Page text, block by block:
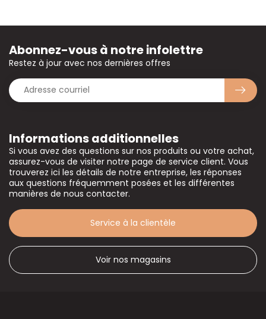
Informations additionnelles
Si vous avez des questions sur nos produits ou votre achat,
assurez-vous de visiter notre page de service client. Vous
trouverez ici les détails de notre entreprise, les réponses
aux questions fréquemment posées et les différentes
manières de nous contacter.
Service à la clientèle
Voir nos magasins
Abonnez-vous à notre infolettre
Restez à jour avec nos dernières offres